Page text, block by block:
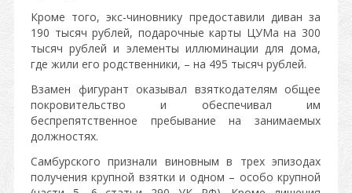
Кроме того, экс-чиновнику предоставили диван за
190 тысяч рублей, подарочные карты ЦУМа на 300
тысяч рублей и элементы иллюминации для дома,
где жили его родственники, – на 495 тысяч рублей.
Взамен фигурант оказывал взяткодателям общее
покровительство и обеспечивал им
беспрепятственное пребывание на занимаемых
должностях.
Самбурского признали виновным в трех эпизодах
получения крупной взятки и одном – особо крупной